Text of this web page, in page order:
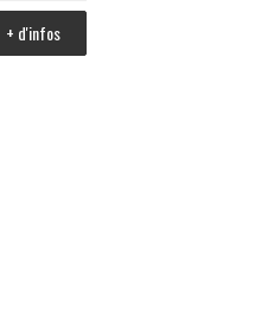
+ d'infos